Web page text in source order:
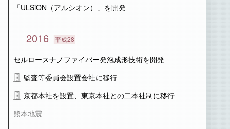
「ULSiON（アルシオン）」を開発
2016 平成28
セルロースナノファイバー発泡成形技術を開発
監査等委員会設置会社に移行
京都本社を設置、東京本社との二本社制に移行
熊本地震